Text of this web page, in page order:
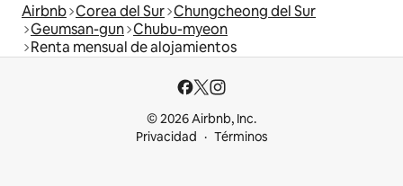
Airbnb Corea del Sur Chungcheong del Sur
Geumsan-gun Chubu-myeon
Renta mensual de alojamientos
© 2026 Airbnb, Inc.
Privacidad
Términos